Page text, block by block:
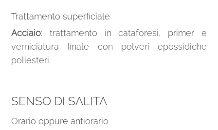
Trattamento superficiale
Acciaio: trattamento in cataforesi, primer e
verniciatura finale con polveri epossidiche
poliesteri.
SENSO DI SALITA
Orario oppure antiorario